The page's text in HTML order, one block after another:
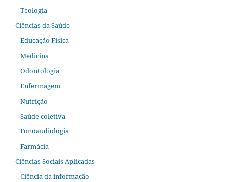
Teologia
Ciências da Saúde
Educação Física
Medicina
Odontologia
Enfermagem
Nutrição
Saúde coletiva
Fonoaudiologia
Farmácia
Ciências Sociais Aplicadas
Ciência da informação